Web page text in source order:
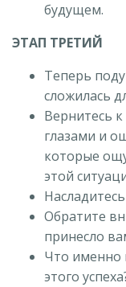
будущем.
ЭТАП ТРЕТИЙ
Теперь
сложилась
Вернитесь
глазами и
которые
этой
Обратите
принесло
Что именно
этого